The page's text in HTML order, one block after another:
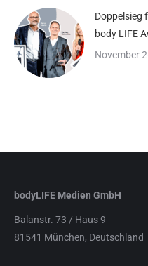
Doppelsieg
body LIFE
November
bodyLIFE Medien GmbH
Balanstr. 73 / Haus 9
81541 München, Deutschland